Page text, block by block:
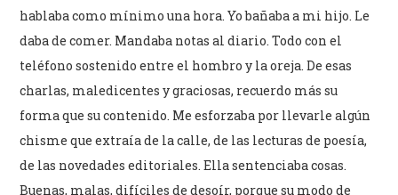
hablaba como mínimo una hora. Yo bañaba a mi hijo. Le
daba de comer. Mandaba notas al diario. Todo con el
teléfono sostenido entre el hombro y la oreja. De esas
charlas, maledicentes y graciosas, recuerdo más su
forma que su contenido. Me esforzaba por llevarle algún
chisme que extraía de la calle, de las lecturas de poesía,
de las novedades editoriales. Ella sentenciaba cosas.
Buenas, malas, difíciles de desoír, porque su modo de